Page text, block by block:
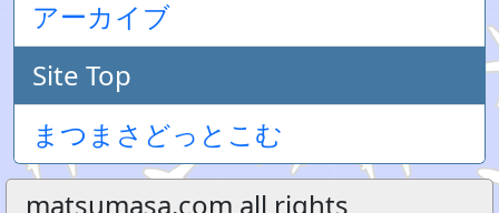
アーカイブ
Site Top
まつまさどっとこむ
matsumasa.com all rights